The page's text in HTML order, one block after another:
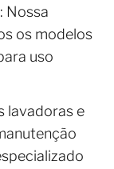
: Nossa
os modelos
uso
lavadoras e